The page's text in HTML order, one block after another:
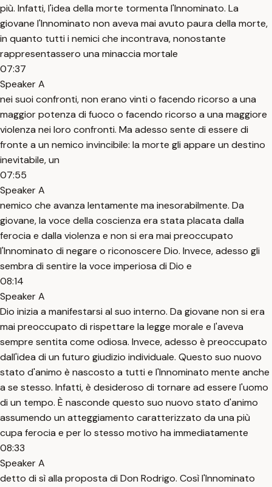
più. Infatti, l'idea della morte tormenta l'Innominato. La
giovane l'Innominato non aveva mai avuto paura della morte,
in quanto tutti i nemici che incontrava, nonostante
rappresentassero una minaccia mortale
07:37
Speaker A
nei suoi confronti, non erano vinti o facendo ricorso a una
maggior potenza di fuoco o facendo ricorso a una maggiore
violenza nei loro confronti. Ma adesso sente di essere di
fronte a un nemico invincibile: la morte gli appare un destino
inevitabile, un
07:55
Speaker A
nemico che avanza lentamente ma inesorabilmente. Da
giovane, la voce della coscienza era stata placata dalla
ferocia e dalla violenza e non si era mai preoccupato
l'Innominato di negare o riconoscere Dio. Invece, adesso gli
sembra di sentire la voce imperiosa di Dio e
08:14
Speaker A
Dio inizia a manifestarsi al suo interno. Da giovane non si era
mai preoccupato di rispettare la legge morale e l'aveva
sempre sentita come odiosa. Invece, adesso è preoccupato
dall'idea di un futuro giudizio individuale. Questo suo nuovo
stato d'animo è nascosto a tutti e l'Innominato mente anche
a se stesso. Infatti, è desideroso di tornare ad essere l'uomo
di un tempo. È nasconde questo suo nuovo stato d'animo
assumendo un atteggiamento caratterizzato da una più
cupa ferocia e per lo stesso motivo ha immediatamente
08:33
Speaker A
detto di sì alla proposta di Don Rodrigo. Così l'Innominato